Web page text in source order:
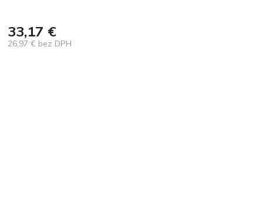
33,17 €
26,97 € bez DPH